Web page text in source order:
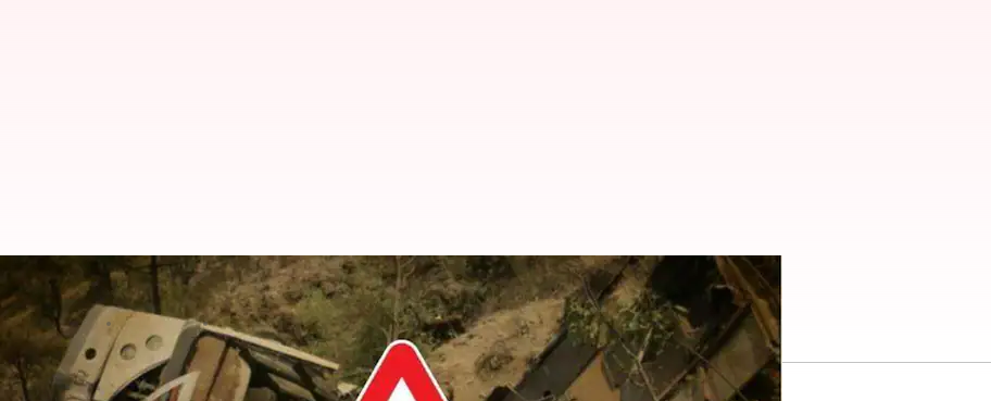
ఘోర రోడ్డు ప్రమాదం.. 8మంది అయ్యప్ప భక్తులు మృతి
వ్రాసిన వారు Stalin Dec 24, 2022 10:48 am
ఈ వార్తాకథనం ఏంటి